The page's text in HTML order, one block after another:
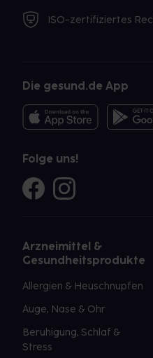
ISO-zertifiziertes
Die gesund.de App
Folge uns!
Arzneimittel &
Gesundheitsprodukte
Allergien & Heuschnupfen
Auge, Nase & Ohr
Beruhigung, Schlaf &
Stress